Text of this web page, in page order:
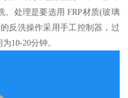
。处理是要选用 FRP材质(玻璃
反洗操作采用手工控制器，过
10-20分钟。